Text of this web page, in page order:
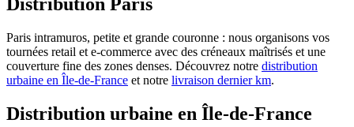
Distribution Paris
Paris intramuros, petite et grande couronne : nous organisons vos
tournées retail et e-commerce avec des créneaux maîtrisés et une
couverture fine des zones denses. Découvrez notre distribution
urbaine en Île-de-France et notre livraison dernier km.
Distribution urbaine en Île-de-France